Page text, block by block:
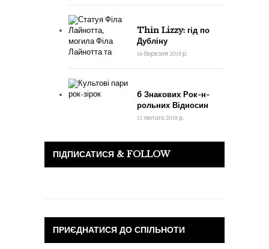
Thin Lizzy: гід по
Дубліну
16 березня 2018 р.
6 Знакових Рок-н-
рольних Відносин
13 лютого 2018 р.
ПІДПИСАТИСЯ & FOLLOW
ПРИЄДНАТИСЯ ДО СПІЛЬНОТИ